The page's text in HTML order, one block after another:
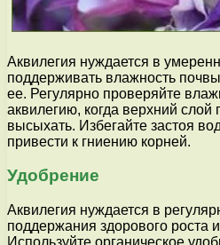
Аквилегия нуждается в
поддерживать влажность
ее. Регулярно проверяйте
аквилегию, когда верхний слой
высыхать. Избегайте застоя
привести к гниению корней.
Удобрение
Аквилегия нуждается в
поддержания здорового роста